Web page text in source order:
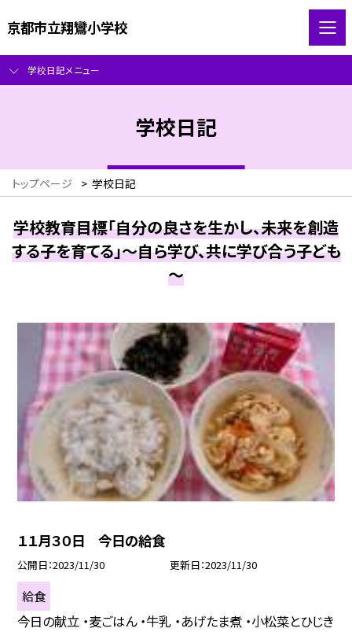
京都市立翔鸞小学校
学校日記メニュー
学校日記
トップページ > 学校日記
学校教育目標「自分の良さを生かし、未来を創造
する子を育てる」～自ら学び、共に学び合う子ども
～
１１月３０日 今日の給食
公開日 2023/11/30 更新日 2023/11/30
給食
今日の献立 ・麦ごはん ・牛乳 ・あげたま煮 ・小松菜とひじき